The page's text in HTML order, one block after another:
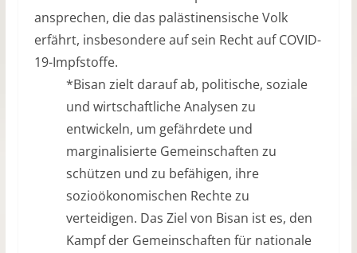
ansprechen, die das palästinensische Volk
erfährt, insbesondere auf sein Recht auf COVID-
19-Impfstoffe.
*Bisan zielt darauf ab, politische, soziale
und wirtschaftliche Analysen zu
entwickeln, um gefährdete und
marginalisierte Gemeinschaften zu
schützen und zu befähigen, ihre
sozioökonomischen Rechte zu
verteidigen. Das Ziel von Bisan ist es, den
Kampf der Gemeinschaften für nationale